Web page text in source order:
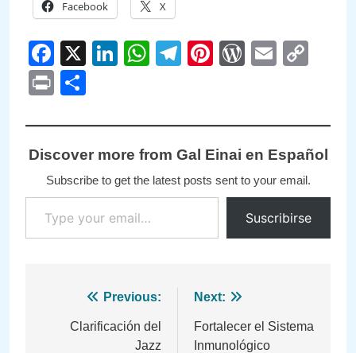
Facebook X
Facebook
X LinkedIn
WhatsApp
Telegram
PinterestEmail
Print
Discover more from Gal Einai en Español
Subscribe to get the latest posts sent to your email.
Type your email…
Suscribirse
Navegación
Previous:
Clarificación del
Jazz
Next:
Fortalecer el Sistema
Inmunológico